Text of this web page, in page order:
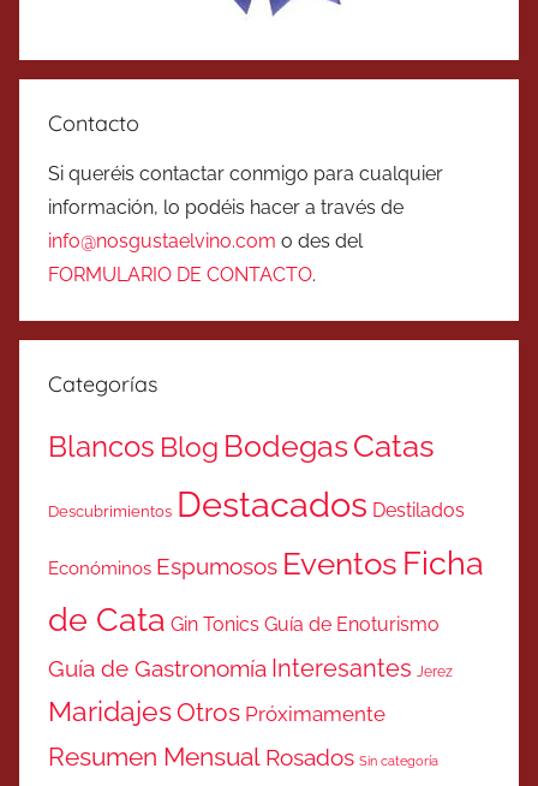
Contacto
Si queréis contactar conmigo para cualquier
información, lo podéis hacer a través de
info@nosgustaelvino.com o des del
FORMULARIO DE CONTACTO.
Categorías
Blancos Blog BodegasCatas
Descubrimientos Destacados Destilados
Económinos Espumosos Eventos Ficha
de Cata Gin Tonics Guía de Enoturismo
Guía de Gastronomía Interesantes Jerez
MaridajesOtros Próximamente
Resumen Mensual Rosados Sin categoría